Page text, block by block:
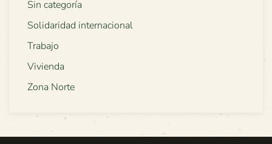
Sin categoría
Solidaridad internacional
Trabajo
Vivienda
Zona Norte